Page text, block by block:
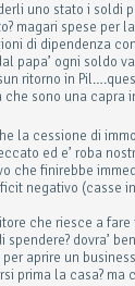
uno stato i soldi
magari spese per
di dipendenza
papa’ ogni soldo
ritorno in
che sono una capra
la cessione di
ed e’ roba
che finirebbe
negativo (casse
che riesce a fare
spendere? dovra’
aprire un
prima la casa? ma